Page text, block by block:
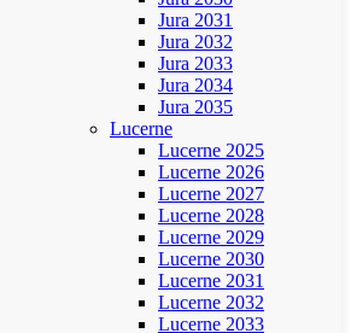
Jura 2031
Jura 2032
Jura 2033
Jura 2034
Jura 2035
Lucerne
Lucerne 2025
Lucerne 2026
Lucerne 2027
Lucerne 2028
Lucerne 2029
Lucerne 2030
Lucerne 2031
Lucerne 2032
Lucerne 2033